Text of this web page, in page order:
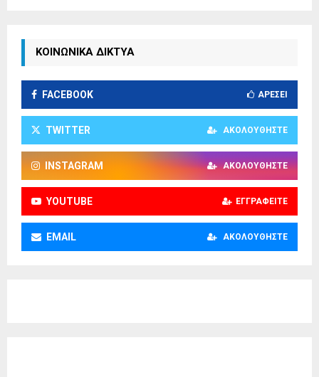
ΚΟΙΝΩΝΙΚΑ ΔΙΚΤΥΑ
FACEBOOK ΑΡΈΣΕΙ
TWITTER ΑΚΟΛΟΥΘΉΣΤΕ
INSTAGRAM ΑΚΟΛΟΥΘΉΣΤΕ
YOUTUBE ΕΓΓΡΑΦΕΊΤΕ
EMAIL ΑΚΟΛΟΥΘΉΣΤΕ